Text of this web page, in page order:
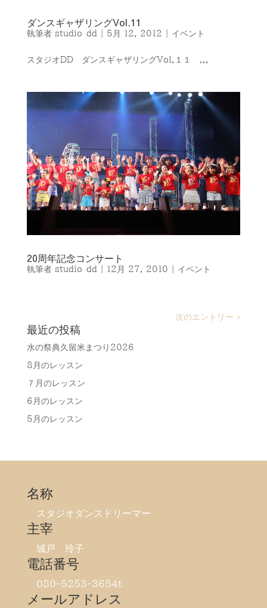
ダンスギャザリングVol.11
執筆者 studio-dd 5月 12, 2012 イベント
スタジオDD ダンスギャザリングVol.１１ ...
20周年記念コンサート
執筆者 studio-dd 12月 27, 2010 イベント
次のエントリー »
最近の投稿
水の祭典久留米まつり2026
8月のレッスン
７月のレッスン
6月のレッスン
5月のレッスン
名称
スタジオダンスドリーマー
主宰
城戸 玲子
電話番号
080-5253-3654t
メールアドレス